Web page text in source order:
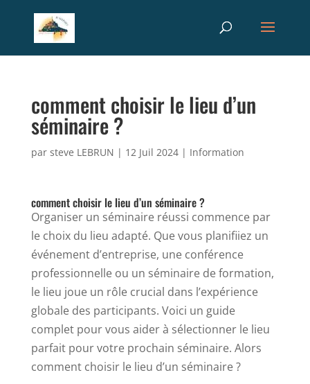
comment choisir le lieu d’un
séminaire ?
par steve LEBRUN | 12 Juil 2024| Information
comment choisir le lieu d’un séminaire ?
Organiser un séminaire réussi commence par
le choix du lieu adapté. Que vous planifiiez un
événement d’entreprise, une conférence
professionnelle ou un séminaire de formation,
le lieu joue un rôle crucial dans l’expérience
globale des participants. Voici un guide
complet pour vous aider à sélectionner le lieu
parfait pour votre prochain séminaire. Alors
comment choisir le lieu d’un séminaire ?